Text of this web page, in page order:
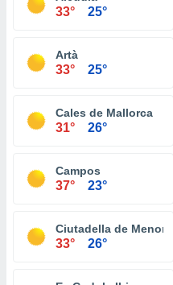
33° 25°
Artà
33° 25°
Cales de Mallorca
31° 26°
Campos
37° 23°
Ciutadella de Menorca
33° 26°